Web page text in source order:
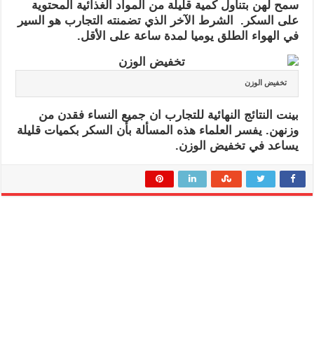
سمح لهن بتناول كمية قليلة من المواد الغذائية المحتوية
على السكر. الشرط الآخر الذي تضمنته التجارب هو السير
في الهواء الطلق يوميا لمدة ساعة على الأقل.
تخفيض الوزن
بينت النتائج النهائية للتجارب ان جميع النساء فقدن من
وزنهن. يفسر العلماء هذه المسألة بأن السكر بكميات قليلة
يساعد في تخفيض الوزن.